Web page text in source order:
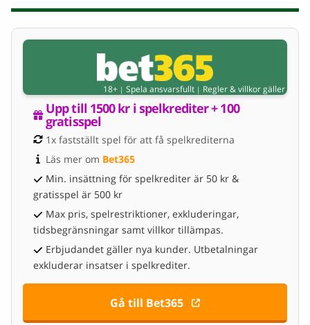
18+ | Spela ansvarsfullt | Regler & villkor gäller
Upp till 1500 kr i spelkrediter + 100
gratisspel
1x fastställt spel för att få spelkrediterna
Läs mer om Bet365
Min. insättning för spelkrediter är 50 kr &
gratisspel är 500 kr
Max pris, spelrestriktioner, exkluderingar,
tidsbegränsningar samt villkor tillämpas.
Erbjudandet gäller nya kunder. Utbetalningar
exkluderar insatser i spelkrediter.
Gå till Bet365